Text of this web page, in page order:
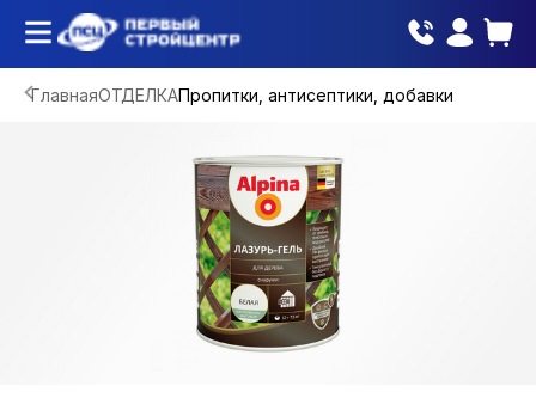
ГлавнаяОТДЕЛКАПропитки, антисептики, добавки